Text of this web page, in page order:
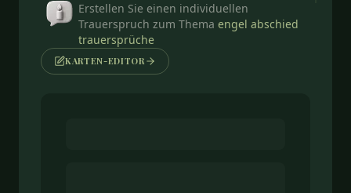
Erstellen Sie einen individuellen
Trauerspruch zum Thema engel abschied
trauersprüche
KARTEN-EDITOR